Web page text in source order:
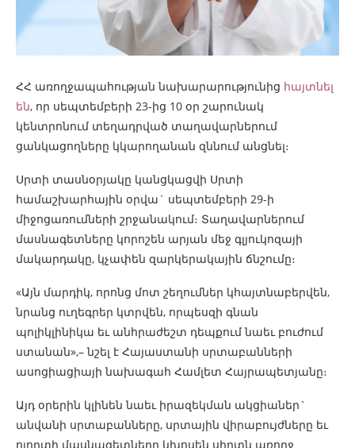
ՀՀ առողջապահության նախարարությունից հայտնել
են, որ սեպտեմբերի 23-ից 10 օր շարունակ
կենտրոնում տեղադրված տաղավարներում
ցանկացողները կկարողանան զննում անցնել։
Սրտի տասնօրյակը կանցկացվի Սրտի
համաշխարհային օրվա` սեպտեմբերի 29-ի
միջոցառումների շրջանակում։ Տաղավարներում
մասնագետները կորոշեն արյան մեջ գլյուկոզայի
մակարդակը, կչափեն զարկերակային ճնշումը։
«Այն մարդիկ, որոնց մոտ շեղումներ կհայտնաբերվեն,
նրանց ուղեգրեր կտրվեն, որպեսզի գնան
պոլիկլինիկա եւ անհրաժեշտ դեպքում նաեւ բուժում
ստանան»,– նշել է Հայաստանի սրտաբանների
ասոցիացիայի նախագահ Համլետ Հայրապետյանը։
Այդ օրերին կլինեն նաեւ իրազեկման ակցիաներ`
անվանի սրտաբանները, սրտային վիրաբույժները եւ
ոլորտի մասնագետները կխոսեն սիրտն առողջ